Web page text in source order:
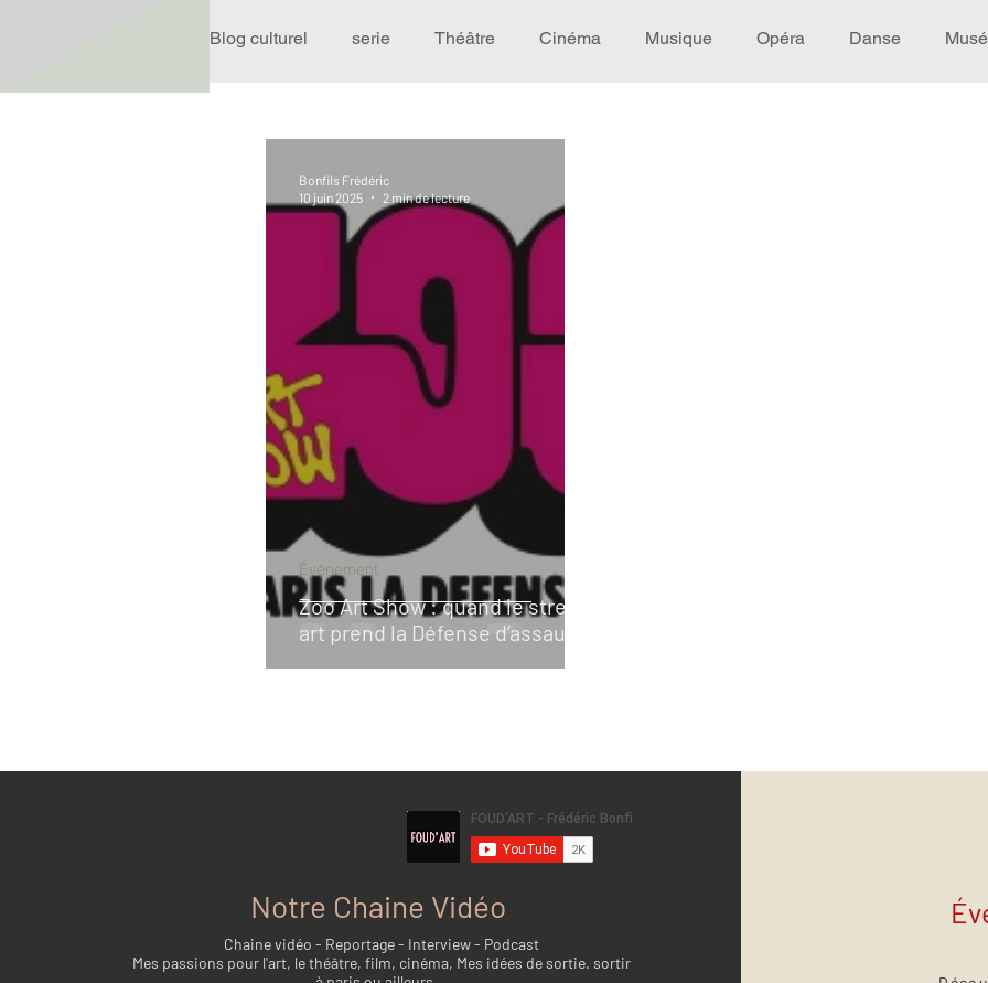
Blog culturel serie Théâtre Cinéma Musique Opéra Danse
Performance Rire Récompense
Offre spéciale Annuaire Théâtre - Musée
Zoo Art Show : quand le street-
art prend la Défense d’assaut
Événement
Bonfils Frédéric
10 juin 2025
2 min de lecture
Notre Chaine Vidéo
Chaine vidéo - Reportage - Interview - Podcast
Mes passions pour l'art, le théâtre, film, cinéma, Mes idées de sortie. sortir